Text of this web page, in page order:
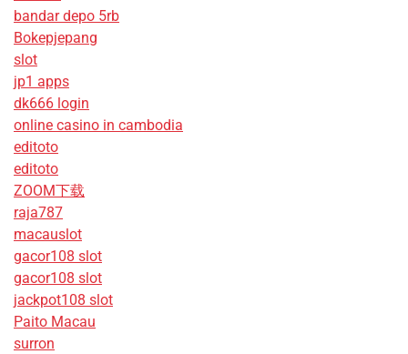
bandar depo 5rb
Bokepjepang
slot
jp1 apps
dk666 login
online casino in cambodia
editoto
editoto
ZOOM下载
raja787
macauslot
gacor108 slot
gacor108 slot
jackpot108 slot
Paito Macau
surron